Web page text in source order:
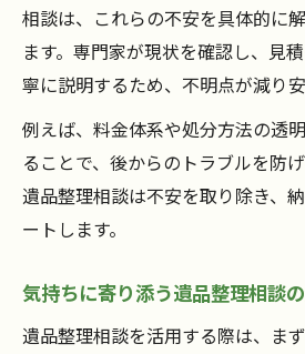
相談は、これらの不安を具体的に
ます。専門家が現状を確認し、見
寧に説明するため、不明点が減り安
例えば、料金体系や処分方法の透
ることで、後からのトラブルを防
遺品整理相談は不安を取り除き、
ートします。
気持ちに寄り添う遺品整理相談
遺品整理相談を活用する際は、ま